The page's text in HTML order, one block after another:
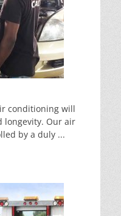
conditioning will
longevity. Our air
by a duly ...